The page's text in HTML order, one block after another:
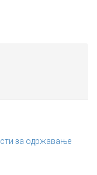
за одржавање